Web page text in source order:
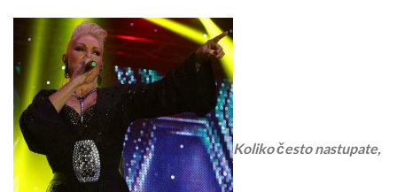
Koliko često nastupate,